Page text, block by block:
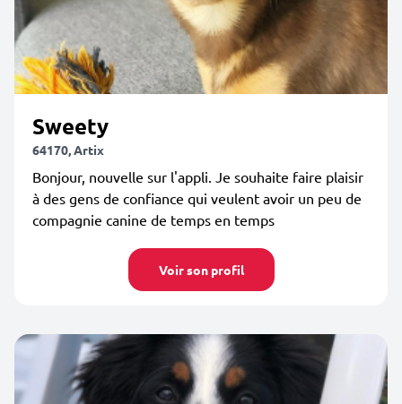
Sweety
64170, Artix
Bonjour, nouvelle sur l'appli. Je souhaite faire plaisir
à des gens de confiance qui veulent avoir un peu de
compagnie canine de temps en temps
Voir son profil